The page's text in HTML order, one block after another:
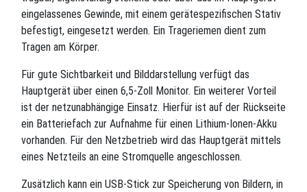
eingelassenes Gewinde, mit einem gerätespezifischen Stativ
befestigt, eingesetzt werden. Ein Trageriemen dient zum
Tragen am Körper.
Für gute Sichtbarkeit und Bilddarstellung verfügt das
Hauptgerät über einen 6,5-Zoll Monitor. Ein weiterer Vorteil
ist der netzunabhängige Einsatz. Hierfür ist auf der Rückseite
ein Batteriefach zur Aufnahme für einen Lithium-Ionen-Akku
vorhanden. Für den Netzbetrieb wird das Hauptgerät mittels
eines Netzteils an eine Stromquelle angeschlossen.
Zusätzlich kann ein USB-Stick zur Speicherung von Bildern, in